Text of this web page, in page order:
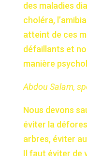
des maladies
choléra,
atteint de ces
défaillants et
manière
Abdou Salam,
Nous devons
éviter la
arbres, éviter
Il faut éviter de